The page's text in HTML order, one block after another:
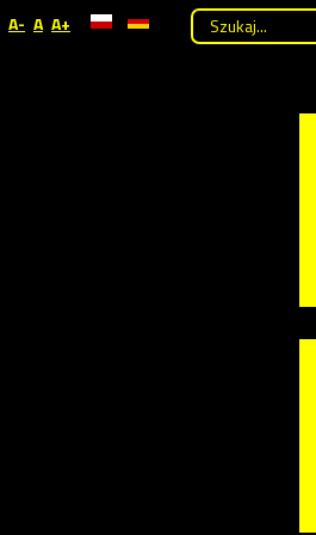
Szukaj...
A- A A+